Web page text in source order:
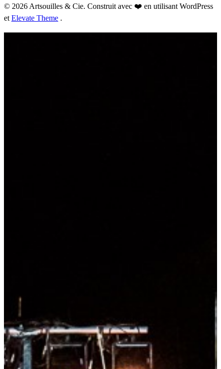
© 2026 Artsouilles & Cie. Construit avec ❤️ en utilisant WordPress
et Elevate Theme .